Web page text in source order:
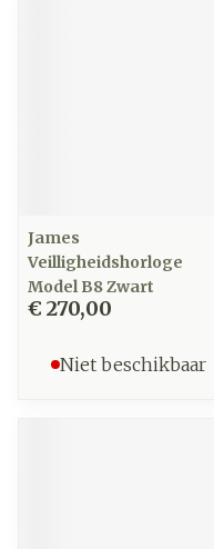
James
Veilligheidshorloge
Model B8 Zwart
€ 270,00
Niet beschikbaar